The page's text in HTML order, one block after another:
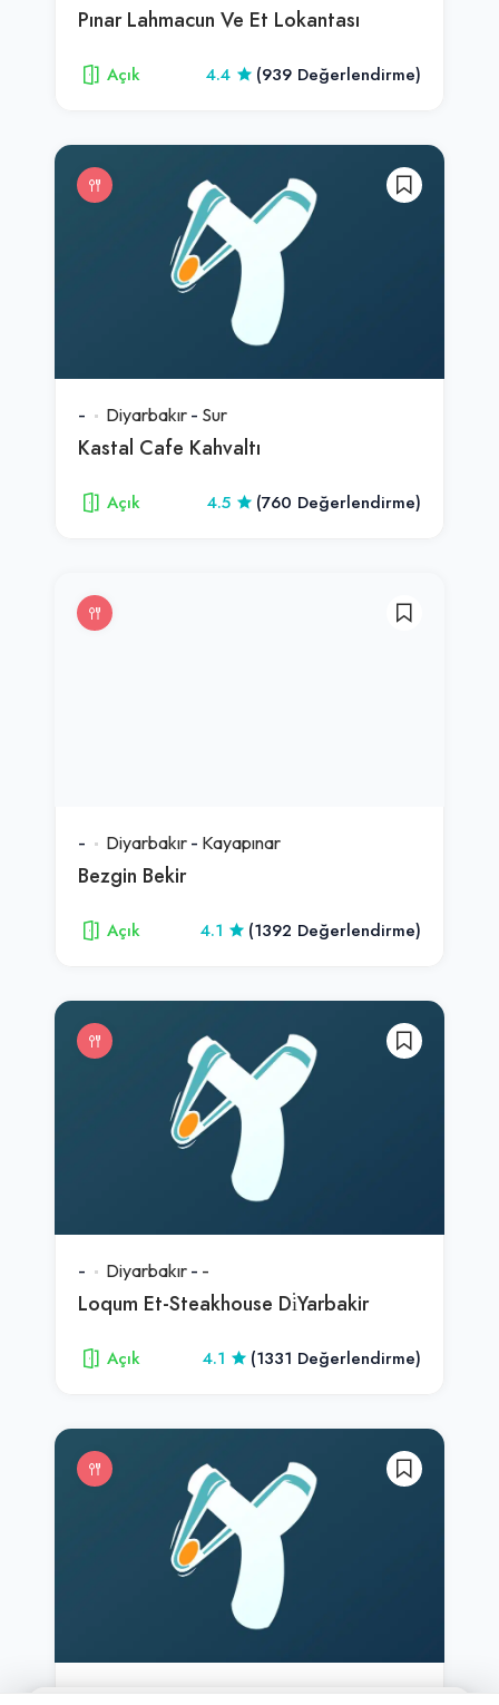
Pınar Lahmacun Ve Et Lokantası
Açık 4.4 (939 Değerlendirme)
- Diyarbakır - Sur
Kastal Cafe Kahvaltı
Açık 4.5 (760 Değerlendirme)
- Diyarbakır - Kayapınar
Bezgin Bekir
Açık 4.1 (1392 Değerlendirme)
- Diyarbakır - -
Loqum Et-Steakhouse Di̇Yarbakir
Açık 4.1 (1331 Değerlendirme)